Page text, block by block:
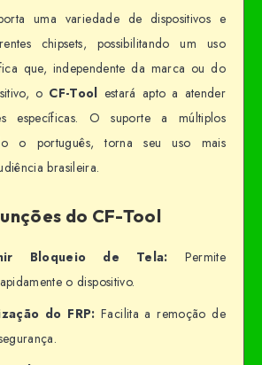
uma variedade de dispositivos e
chipsets, possibilitando um uso
que, independente da marca ou do
o CF-Tool estará apto a atender
específicas. O suporte a múltiplos
o português, torna seu uso mais
brasileira.
do CF-Tool
Bloqueio de Tela: Permite
o dispositivo.
do FRP: Facilita a remoção de